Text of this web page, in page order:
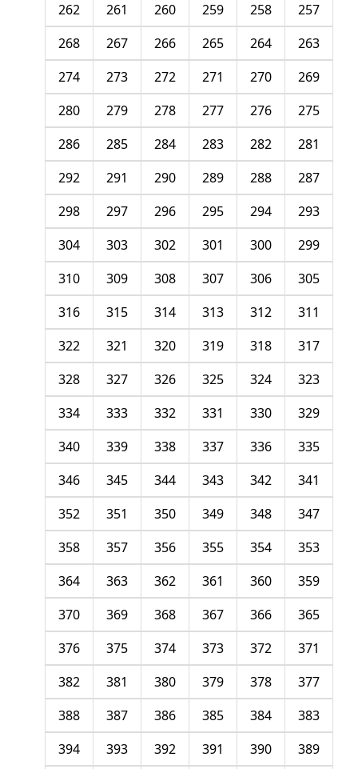
257
258
259
260
261
262
263
264
265
266
267
268
269
270
271
272
273
274
275
276
277
278
279
280
281
282
283
284
285
286
287
288
289
290
291
292
293
294
295
296
297
298
299
300
301
302
303
304
305
306
307
308
309
310
311
312
313
314
315
316
317
318
319
320
321
322
323
324
325
326
327
328
329
330
331
332
333
334
335
336
337
338
339
340
341
342
343
344
345
346
347
348
349
350
351
352
353
354
355
356
357
358
359
360
361
362
363
364
365
366
367
368
369
370
371
372
373
374
375
376
377
378
379
380
381
382
383
384
385
386
387
388
389
390
391
392
393
394